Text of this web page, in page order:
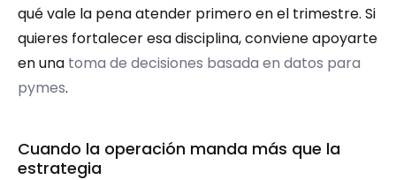
qué vale la pena atender primero en el trimestre. Si
quieres fortalecer esa disciplina, conviene apoyarte
en una toma de decisiones basada en datos para
pymes.
Cuando la operación manda más que la
estrategia